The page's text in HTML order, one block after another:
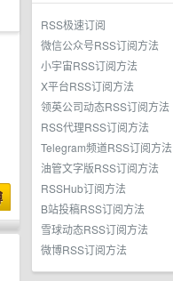
RSS极速订阅
微信公众号RSS订阅方法
小宇宙RSS订阅方法
X平台RSS订阅方法
领英公司动态RSS订阅方法
RSS代理RSS订阅方法
Telegram频道RSS订阅方法
油管文字版RSS订阅方法
RSSHub订阅方法
B站投稿RSS订阅方法
雪球动态RSS订阅方法
微博RSS订阅方法